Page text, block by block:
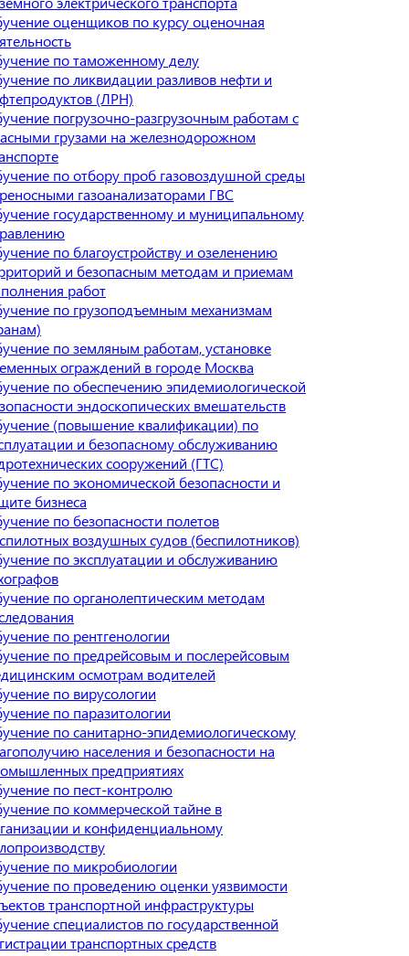
оценщиков по курсу оценочная
по таможенному делу
по ликвидации разливов нефти и
(ЛРН)
погрузочно-разгрузочным работам с
грузами на железнодорожном
по отбору проб газовоздушной среды
газоанализаторами ГВС
государственному и муниципальному
по благоустройству и озеленению
и безопасным методам и приемам
работ
по грузоподъемным механизмам
по земляным работам, установке
ограждений в городе Москва
по обеспечению эпидемиологической
эндоскопических вмешательств
(повышение квалификации) по
и безопасному обслуживанию
сооружений (ГТС)
по экономической безопасности и
бизнеса
по безопасности полетов
воздушных судов (беспилотников)
по эксплуатации и обслуживанию
по органолептическим методам
по рентгенологии
по предрейсовым и послерейсовым
осмотрам водителей
по вирусологии
по паразитологии
по санитарно-эпидемиологическому
населения и безопасности на
предприятиях
по пест-контролю
по коммерческой тайне в
и конфиденциальному
по микробиологии
по проведению оценки уязвимости
транспортной инфраструктуры
специалистов по государственной
транспортных средств